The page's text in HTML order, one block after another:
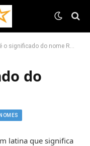
o significado do nome Rosa
do
latina que significa